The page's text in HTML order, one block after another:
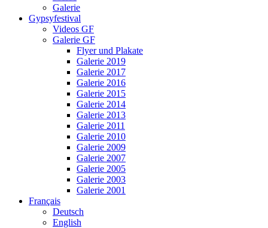
Galerie
Gypsyfestival
Videos GF
Galerie GF
Flyer und Plakate
Galerie 2019
Galerie 2017
Galerie 2016
Galerie 2015
Galerie 2014
Galerie 2013
Galerie 2011
Galerie 2010
Galerie 2009
Galerie 2007
Galerie 2005
Galerie 2003
Galerie 2001
Français
Deutsch
English